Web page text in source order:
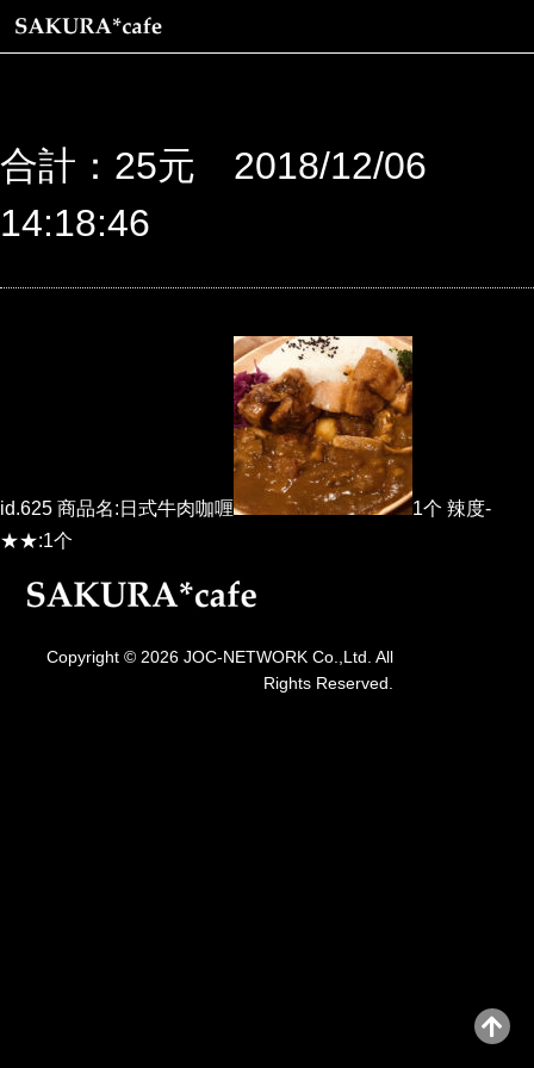
合計：25元 2018/12/06
14:18:46
id.625 商品名:日式牛肉咖喱
1个 辣度-
★★:1个
Copyright © 2026 JOC-NETWORK Co.,Ltd. All
Rights Reserved.